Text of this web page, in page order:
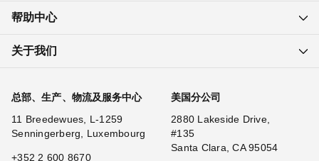
帮助中心
关于我们
总部、生产、物流及服务中心
11 Breedewues, L-1259
Senningerberg, Luxembourg
+352 2 600 8670
美国分公司
2880 Lakeside Drive,
#135
Santa Clara, CA 95054